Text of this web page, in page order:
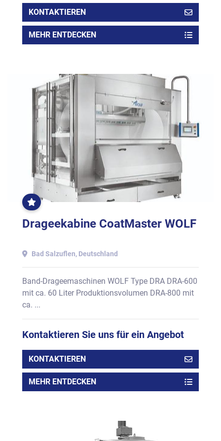
KONTAKTIEREN
MEHR ENTDECKEN
OFT
GEKLICKT
Drageekabine CoatMaster WOLF
Bad Salzuflen, Deutschland
Band-Drageemaschinen WOLF Type DRA DRA-600
mit ca. 60 Liter Produktionsvolumen DRA-800 mit
ca. ...
Kontaktieren Sie uns für ein Angebot
KONTAKTIEREN
MEHR ENTDECKEN